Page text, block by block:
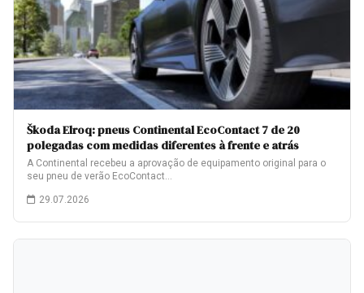
Škoda Elroq: pneus Continental EcoContact 7 de 20
polegadas com medidas diferentes à frente e atrás
A Continental recebeu a aprovação de equipamento original para o
seu pneu de verão EcoContact…
29.07.2026